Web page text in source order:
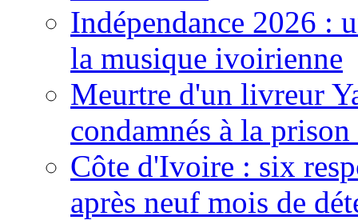
Indépendance 2026 :
la musique ivoirienne
Meurtre d'un livreur
condamnés à la
Côte d'Ivoire : six
après neuf mois de